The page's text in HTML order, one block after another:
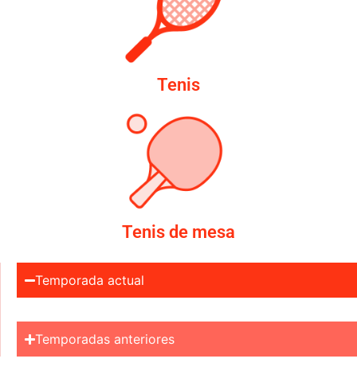
Tenis
Tenis de mesa
Temporada actual
Temporadas anteriores